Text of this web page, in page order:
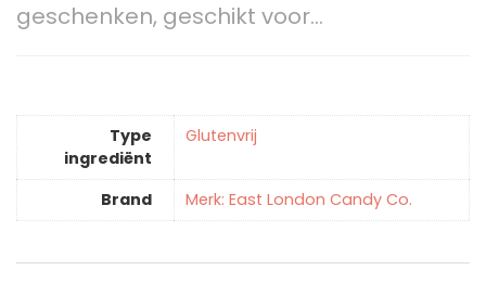
geschenken, geschikt voor…
Type
ingrediënt
‎Glutenvrij
Brand Merk: East London Candy Co.